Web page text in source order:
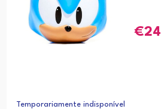
24
Temporariamente indisponível